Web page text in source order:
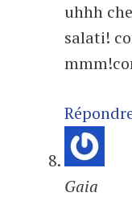
uhhh
salati!
Gaia